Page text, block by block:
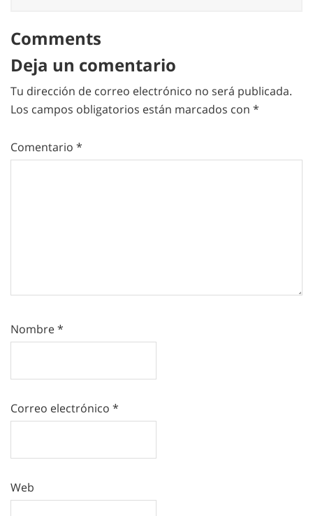
Comments
Deja un comentario
Tu dirección de correo electrónico no será publicada.
Los campos obligatorios están marcados con *
Comentario *
Nombre*
Correo electrónico *
Web